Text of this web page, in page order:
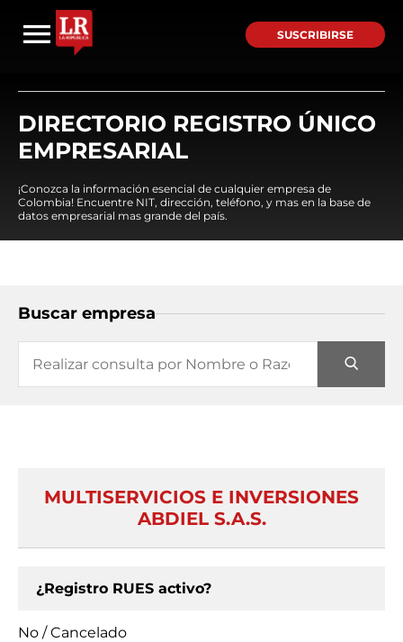
SUSCRIBIRSE
DIRECTORIO REGISTRO ÚNICO
EMPRESARIAL
¡Conozca la información esencial de cualquier empresa de
Colombia! Encuentre NIT, dirección, teléfono, y mas en la base de
datos empresarial mas grande del país.
Buscar empresa
MULTISERVICIOS E INVERSIONES
ABDIEL S.A.S.
¿Registro RUES activo?
No / Cancelado